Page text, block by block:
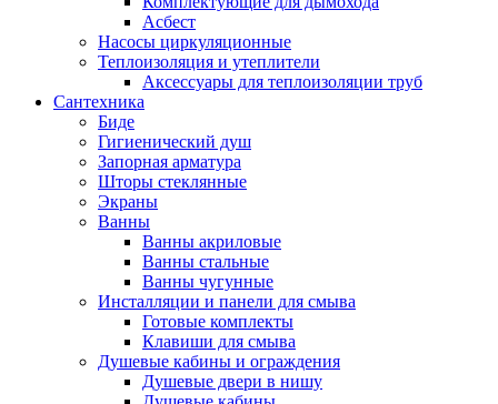
Асбест
Насосы циркуляционные
Теплоизоляция и утеплители
Аксессуары для теплоизоляции труб
Сантехника
Биде
Гигиенический душ
Запорная арматура
Шторы стеклянные
Экраны
Ванны
Ванны акриловые
Ванны стальные
Ванны чугунные
Инсталляции и панели для смыва
Готовые комплекты
Клавиши для смыва
Душевые кабины и ограждения
Душевые двери в нишу